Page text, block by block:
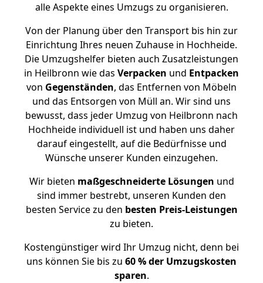
alle Aspekte eines Umzugs zu organisieren.
Von der Planung über den Transport bis hin zur
Einrichtung Ihres neuen Zuhause in Hochheide.
Die Umzugshelfer bieten auch Zusatzleistungen
in Heilbronn wie das Verpacken und Entpacken
von Gegenständen, das Entfernen von Möbeln
und das Entsorgen von Müll an. Wir sind uns
bewusst, dass jeder Umzug von Heilbronn nach
Hochheide individuell ist und haben uns daher
darauf eingestellt, auf die Bedürfnisse und
Wünsche unserer Kunden einzugehen.
Wir bieten maßgeschneiderte Lösungen und
sind immer bestrebt, unseren Kunden den
besten Service zu den besten Preis-Leistungen
zu bieten.
Kostengünstiger wird Ihr Umzug nicht, denn bei
uns können Sie bis zu 60 % der Umzugskosten
sparen.